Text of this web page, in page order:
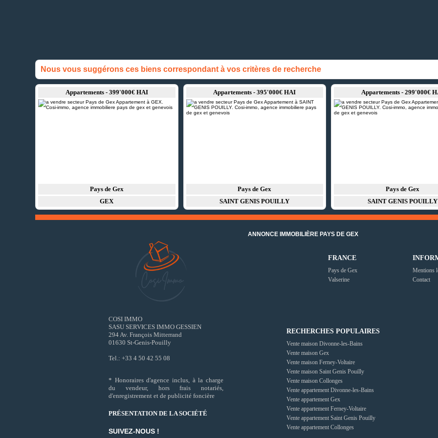
Nous vous suggérons ces biens correspondant à vos critères de recherche
Appartements - 399'000€ HAI
Pays de Gex
GEX
Appartements - 395'000€ HAI
Pays de Gex
SAINT GENIS POUILLY
Appartements - 299'000€
Pays de Gex
SAINT GENIS POUILLY
COSI IMMO
SASU SERVICES IMMO GESSIEN
294 Av. François Mitterrand
01630 St-Genis-Pouilly
Tel.: +33 4 50 42 55 08
* Honoraires d'agence inclus, à la charge
du vendeur, hors frais notariés,
d'enregistrement et de publicité foncière
PRÉSENTATION DE LA SOCIÉTÉ
SUIVEZ-NOUS !
ANNONCE IMMOBILIÈRE PAYS DE GEX
FRANCE
Pays de Gex
Valserine
Mentions
Contact
RECHERCHES POPULAIRES
Vente maison Divonne-les-Bains
Vente maison Gex
Vente maison Ferney-Voltaire
Vente maison Saint Genis Pouilly
Vente maison Collonges
Vente appartement Divonne-les-Bains
Vente appartement Gex
Vente appartement Ferney-Voltaire
Vente appartement Saint Genis Pouilly
Vente appartement Collonges